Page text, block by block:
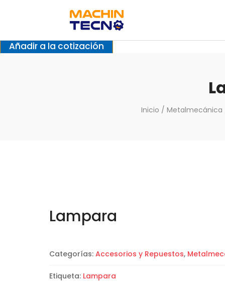
Añadir a la cotización
Inicio / Metalmecánica
Lampara
Categorías: Accesorios y Repuestos,
Etiqueta: Lampara